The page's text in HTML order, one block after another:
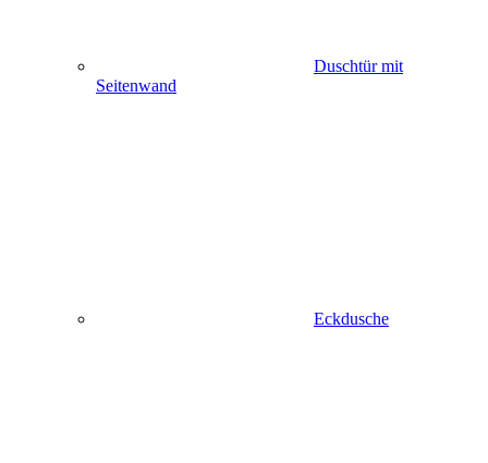
Duschtür mit
Seitenwand
Eckdusche